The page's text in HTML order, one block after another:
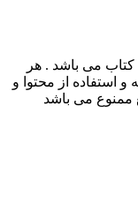
می باشد . هر
و استفاده از محتوا و
ممنوع می باشد